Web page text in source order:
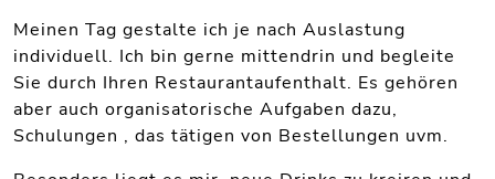
Meinen Tag gestalte ich je nach Auslastung
individuell. Ich bin gerne mittendrin und begleite
Sie durch Ihren Restaurantaufenthalt. Es gehören
aber auch organisatorische Aufgaben dazu,
Schulungen , das tätigen von Bestellungen uvm.